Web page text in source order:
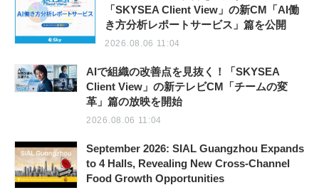
「SKYSEA Client View」の新CM「AI働
き方分析レポートサービス」篇を公開
2026.08.06 11:04
AIで組織の改善点を見抜く！「SKYSEA
Client View」の新テレビCM「チームの変
革」篇の放映を開始
2026.08.06 11:04
September 2026: SIAL Guangzhou Expands
to 4 Halls, Revealing New Cross-Channel
Food Growth Opportunities